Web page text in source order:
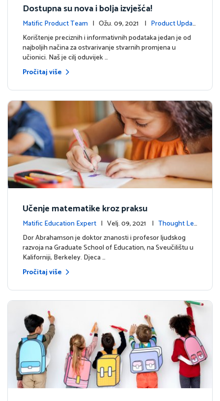
Dostupna su nova i bolja izvješća!
Matific Product Team | Ožu. 09, 2021 | Product Updat
es
Korištenje preciznih i informativnih podataka jedan je od
najboljih načina za ostvarivanje stvarnih promjena u
učionici. Naš je cilj oduvijek …
Pročitaj više
Učenje matematike kroz praksu
Matific Education Expert | Velj. 09, 2021 | Thought Lea
dership
Dor Abrahamson je doktor znanosti i profesor ljudskog
razvoja na Graduate School of Education, na Sveučilištu u
Kaliforniji, Berkeley. Djeca …
Pročitaj više